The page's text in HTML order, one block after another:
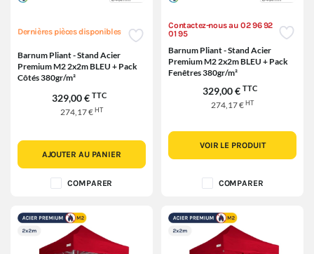
Dernières pièces disponibles
Barnum Pliant - Stand Acier
Premium M2 2x2m BLEU + Pack
Côtés 380gr/m²
329,00 € TTC
274,17 €HT
AJOUTER AU PANIER
COMPARER
Contactez-nous au 02 96 92
01 95
Barnum Pliant - Stand Acier
Premium M2 2x2m BLEU + Pack
Fenêtres 380gr/m²
329,00 € TTC
274,17 €HT
VOIR LE PRODUIT
COMPARER